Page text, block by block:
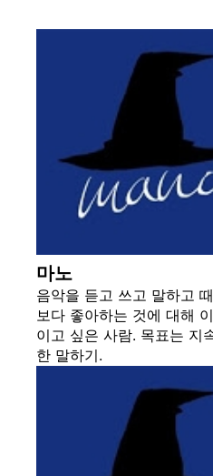
마노
음악을 듣고 쓰고 말하고
보다 좋아하는 것에 대해
이고 싶은 사람. 목표는 지
한 말하기.